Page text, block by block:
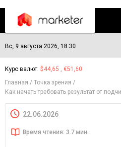
Вс, 9 августа 2026, 18:30
Курс валют: $44,65 , €51,60
Главная
Точка зрения
Как начать требовать результат от
22.06.2026
Время чтения: 3.7 мин.